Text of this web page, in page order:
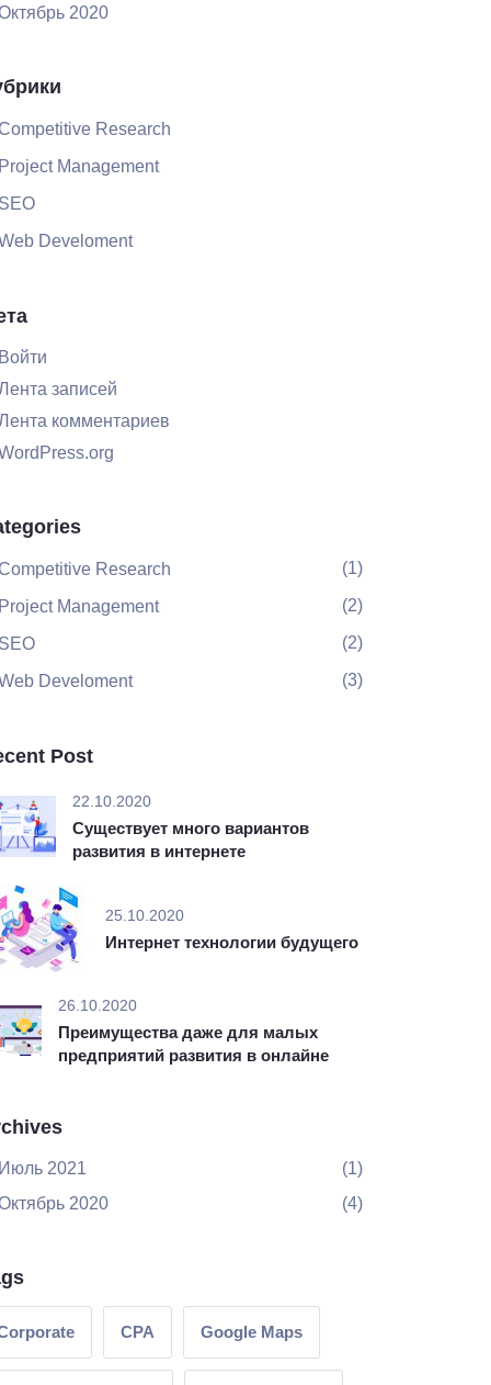
2020
Research
Management
Develoment
записей
комментариев
Research (1)
Management (2)
(2)
Develoment (3)
Post
22.10.2020
Существует много вариантов
развития в интернете
25.10.2020
Интернет технологии будущего
26.10.2020
Преимущества даже для малых
предприятий развития в онлайне
2021
(1)
2020
(4)
CPA Google Maps